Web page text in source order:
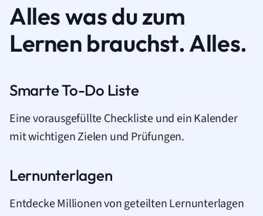
Alles was du zum
Lernen brauchst. Alles.
Smarte To-Do Liste
Eine vorausgefüllte Checkliste und ein Kalender
mit wichtigen Zielen und Prüfungen.
Lernunterlagen
Entdecke Millionen von geteilten Lernunterlagen